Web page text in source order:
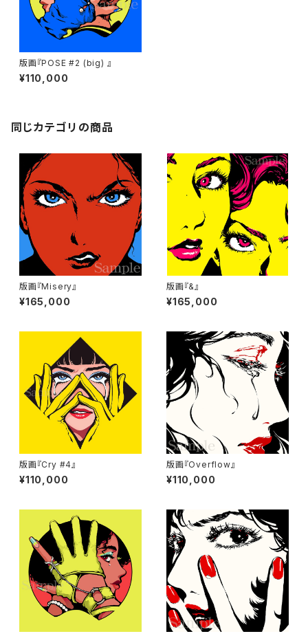
版画『POSE #2 (big) 』
¥110,000
同じカテゴリの商品
版画『Misery』
¥165,000
版画『&』
¥165,000
版画『Cry #4』
¥110,000
版画『Overflow』
¥110,000